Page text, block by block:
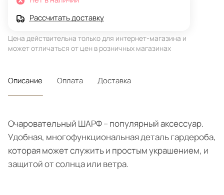
Рассчитать доставку
Цена действительна только для интернет-магазина и
может отличаться от цен в розничных магазинах
Описание Оплата Доставка
Очаровательный ШАРФ – популярный аксессуар.
Удобная, многофункциональная деталь гардероба,
которая может служить и простым украшением, и
защитой от солнца или ветра.